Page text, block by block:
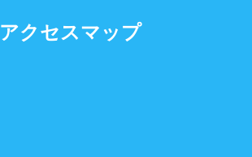
アクセスマップ